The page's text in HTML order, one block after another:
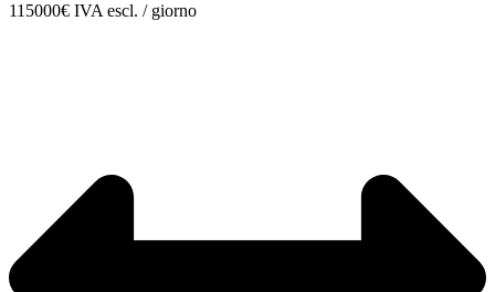
115000€ IVA escl. / giorno